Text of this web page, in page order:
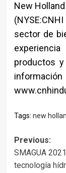
New
sector de
productos
Tags: new
Post
Previous:
SMAGUA
tecnología